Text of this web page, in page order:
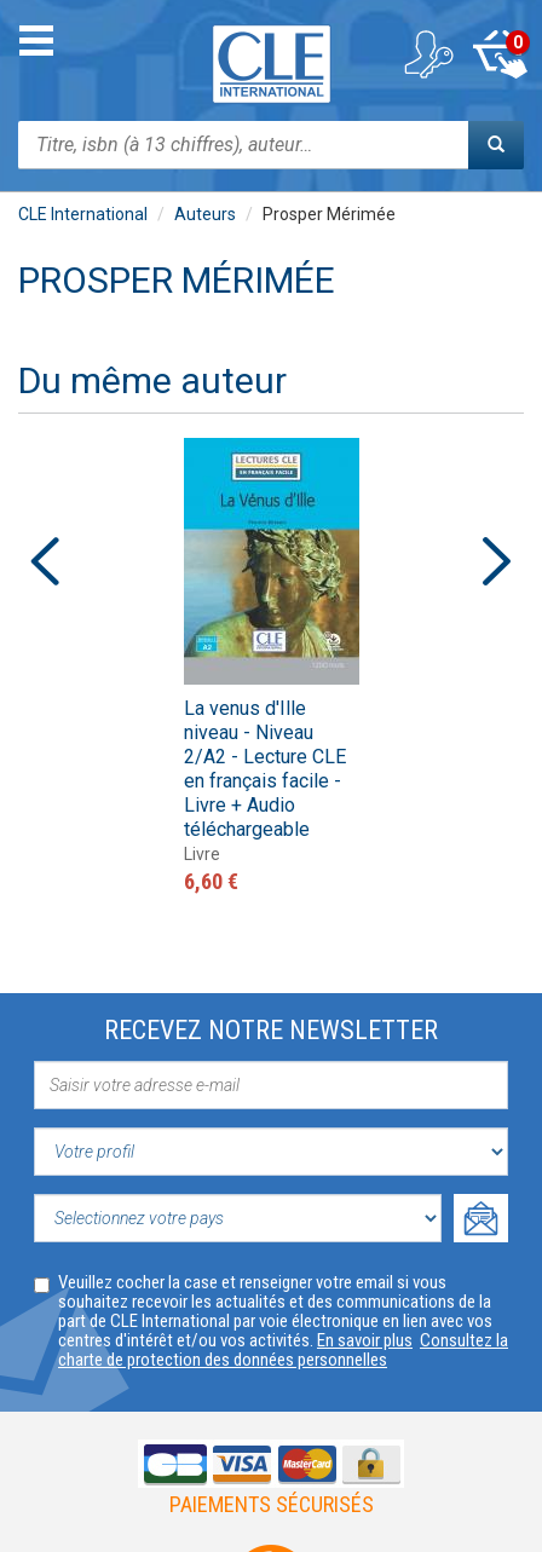
contenu
Toggle
navigation
Rechercher
0
CLE International Auteurs Prosper Mérimée
PROSPER MÉRIMÉE
Du même auteur
La venus d'Ille
niveau - Niveau
2/A2 - Lecture CLE
en français facile -
Livre + Audio
téléchargeable
Livre
6,60 €
RECEVEZ NOTRE NEWSLETTER
VOTRE
PROFIL
VOTRE
PAYS
Veuillez cocher la case et renseigner votre email si vous
souhaitez recevoir les actualités et des communications de la
part de CLE International par voie électronique en lien avec vos
centres d'intérêt et/ou vos activités. En savoir plus Consultez la
charte de protection des données personnelles
PAIEMENTS SÉCURISÉS